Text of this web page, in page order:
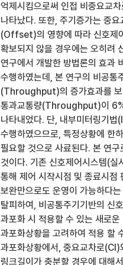
억제시킴으로써 인접 비중요교
나타났다. 또한, 주기증가는 중
(Offset)의 영향에 따라 신호제
확보되지 않을 경우에는 오히려
연구에서 개발한 방법론의 효과
수행하였는데, 본 연구의 비공
(Throughput)의 증가효과를 보
통과교통량(Throughput)이
나타내었다. 단, 내부미터링기
수행하였으므로, 특정상황에 한
필요할 것으로 사료된다. 본 연
것이다. 기존 신호제어시스템(
통해 제어 시작시점 및 종료시
보완만으로도 운영이 가능하다
탈피하여, 비공통주기기반의 신
과포화 시 적용할 수 있는 새로
과포화상황을 고려하여 적용 할
과포화상황에서, 중요교차로
링크길이가 충분할 경우에 대해